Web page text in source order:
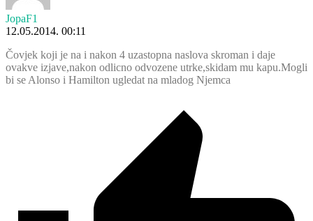
JopaF1
12.05.2014. 00:11
Čovjek koji je na i nakon 4 uzastopna naslova skroman i daje
ovakve izjave,nakon odlicno odvozene utrke,skidam mu kapu.Mogli
bi se Alonso i Hamilton ugledat na mladog Njemca